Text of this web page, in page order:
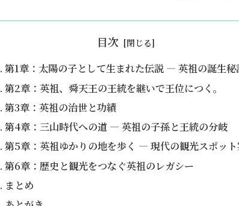
目次
第1章：太陽の子として生まれた伝説 ― 英祖の誕生秘
第2章：英祖、舜天王の王統を継いで王位につく。
第3章：英祖の治世と功績
第4章：三山時代への道 ― 英祖の子孫と王統の分岐
第5章：英祖ゆかりの地を歩く ― 現代の観光スポッ
第6章：歴史と観光をつなぐ英祖のレガシー
まとめ